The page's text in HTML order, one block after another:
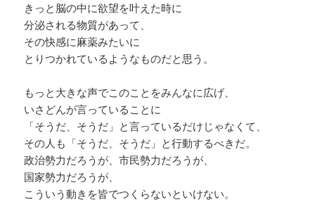
きっと脳の中に欲望を叶えた時に
分泌される物質があって、
その快感に麻薬みたいに
とりつかれているようなものだと思う。
もっと大きな声でこのことをみんなに広げ、
いさどんが言っていることに
「そうだ、そうだ」と言っているだけじゃなくて、
その人も「そうだ、そうだ」と行動するべきだ。
政治勢力だろうが、市民勢力だろうが、
国家勢力だろうが、
こういう動きを皆でつくらないといけない。